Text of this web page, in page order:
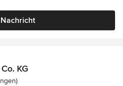
Nachricht
KG
5 von 5 Sternen